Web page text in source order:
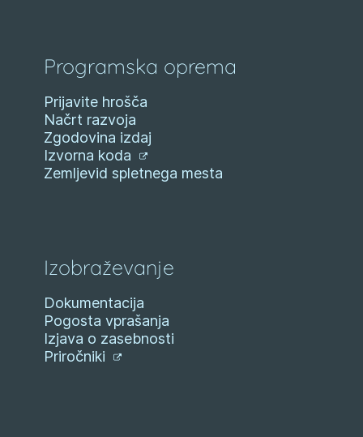
Programska oprema
Prijavite hrošča
Načrt razvoja
Zgodovina izdaj
Izvorna koda
Zemljevid spletnega mesta
Izobraževanje
Dokumentacija
Pogosta vprašanja
Izjava o zasebnosti
Priročniki